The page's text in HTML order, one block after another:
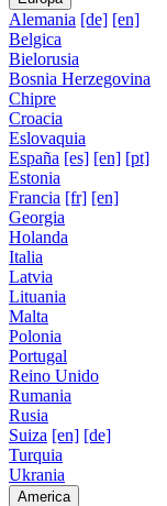
Alemania [de] [en]
Belgica
Bielorusia
Bosnia Herzegovina
Chipre
Croacia
Eslovaquia
España [es] [en] [pt]
Estonia
Francia [fr] [en]
Georgia
Holanda
Italia
Latvia
Lituania
Malta
Polonia
Portugal
Reino Unido
Rumania
Rusia
Suiza [en] [de]
Turquia
Ukrania
America